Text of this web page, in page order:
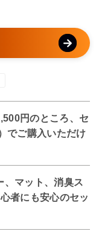
円のところ、セ
でご購入いただけ
、マット、消臭ス
者にも安心のセッ